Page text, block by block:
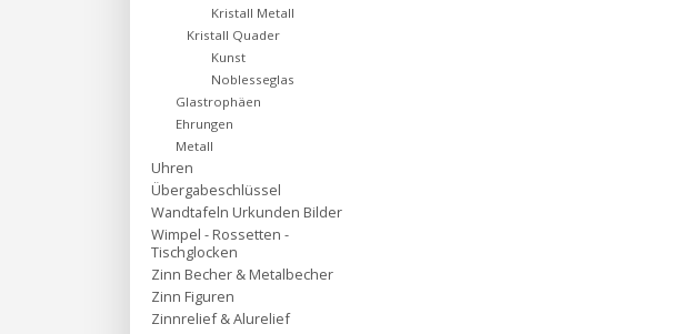
Kristall Metall
Kristall Quader
Kunst
Noblesseglas
Glastrophäen
Ehrungen
Metall
Uhren
Übergabeschlüssel
Wandtafeln Urkunden Bilder
Wimpel - Rossetten -
Tischglocken
Zinn Becher & Metalbecher
Zinn Figuren
Zinnrelief & Alurelief